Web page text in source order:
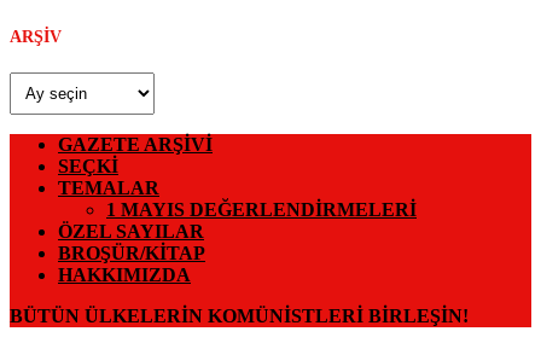
ARŞIV
Arşiv
GAZETE ARŞIVI
SEÇKI
TEMALAR
1 MAYIS DEĞERLENDIRMELERI
ÖZEL SAYILAR
BROŞÜR/KITAP
HAKKIMIZDA
BÜTÜN ÜLKELERIN KOMÜNISTLERI BIRLEŞIN!